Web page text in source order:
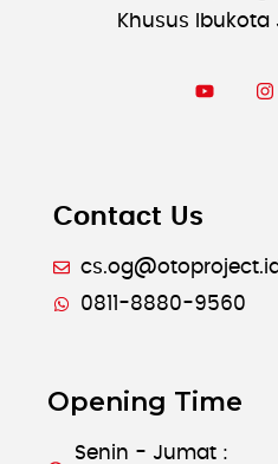
Khusus Ibukota
Contact Us
cs.og@otoproject.id
0811-8880-9560
Opening Time
Senin - Jumat :